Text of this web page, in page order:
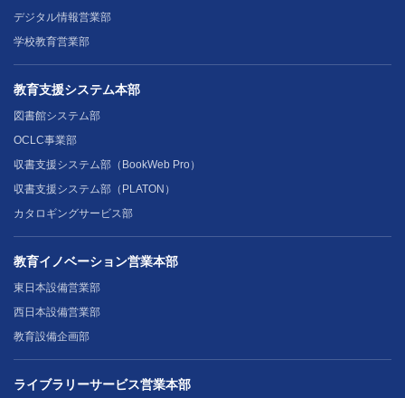
デジタル情報営業部
学校教育営業部
教育支援システム本部
図書館システム部
OCLC事業部
収書支援システム部（BookWeb Pro）
収書支援システム部（PLATON）
カタロギングサービス部
教育イノベーション営業本部
東日本設備営業部
西日本設備営業部
教育設備企画部
ライブラリーサービス営業本部